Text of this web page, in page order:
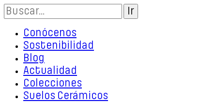
Conócenos
Sostenibilidad
Blog
Actualidad
Colecciones
Suelos Cerámicos